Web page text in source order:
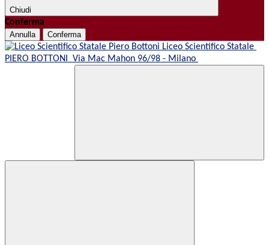
Chiudi
Conferma
Annulla Conferma
Liceo Scientifico Statale
PIERO BOTTONI Via Mac Mahon 96/98 - Milano